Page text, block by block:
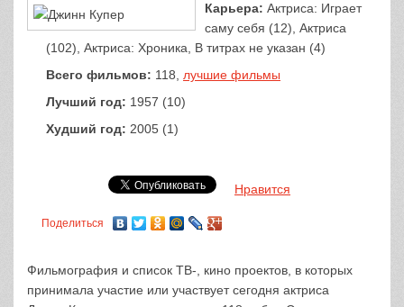
Карьера: Актриса: Играет
саму себя (12), Актриса
(102), Актриса: Хроника, В титрах не указан (4)
Всего фильмов: 118, лучшие фильмы
Лучший год: 1957 (10)
Худший год: 2005 (1)
Нравится
Поделиться
Фильмография и список ТВ-, кино проектов, в которых
принимала участие или участвует сегодня актриса